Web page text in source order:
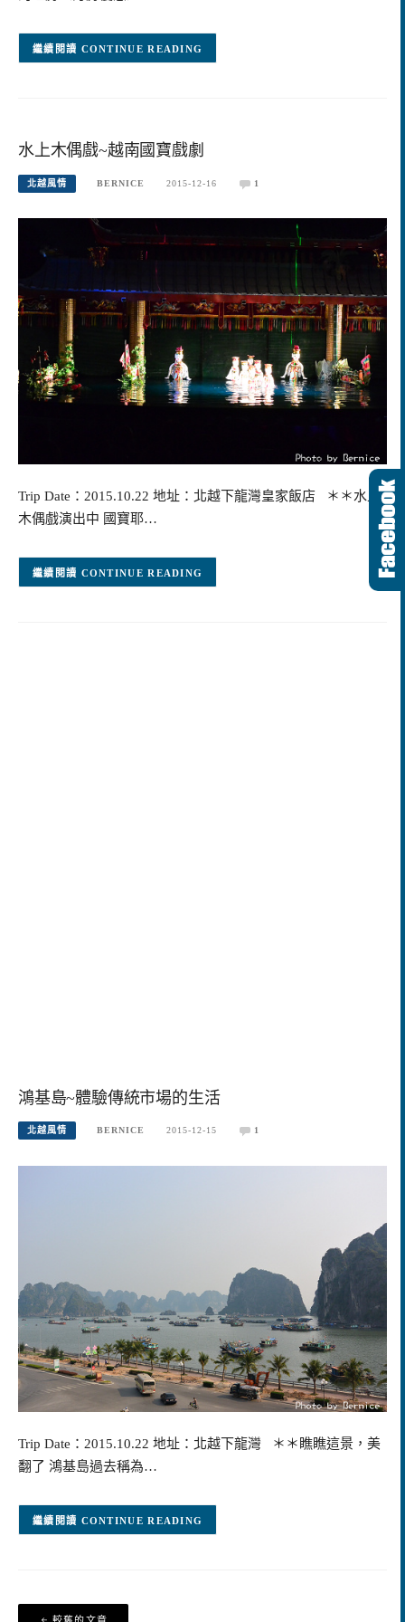
CONTINUE READING
水上木偶戲~越南國寶戲劇
北越風情 BERNICE 2015-12-16 1
Trip Date：2015.10.22 地址：北越下龍灣皇家飯店 ＊＊水上
木偶戲演出中 國寶耶…
CONTINUE READING
鴻基島~體驗傳統市場的生活
北越風情 BERNICE 2015-12-15 1
Trip Date：2015.10.22 地址：北越下龍灣 ＊＊瞧瞧這景，美
翻了 鴻基島過去稱為…
CONTINUE READING
文